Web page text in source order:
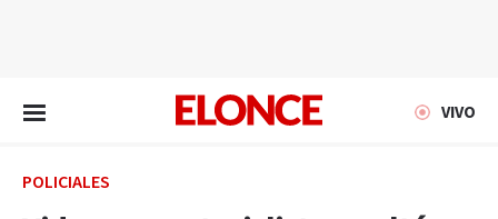
VIVO
POLICIALES